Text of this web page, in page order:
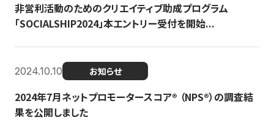
非営利活動のためのクリエイティブ助成プログラム
「SOCIALSHIP2024」本エントリー受付を開始...
2024.10.10 お知らせ
2024年7月ネットプロモータースコア®︎ （NPS®︎）の調査結
果を公開しました